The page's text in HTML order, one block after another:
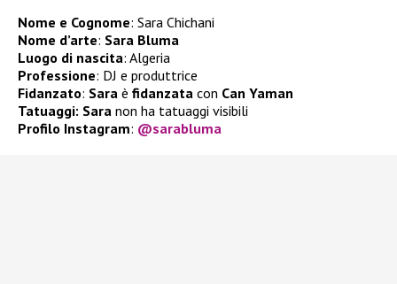
Nome e Cognome: Sara Chichani
Nome d’arte: Sara Bluma
Luogo di nascita: Algeria
Professione: DJ e produttrice
Fidanzato: Sara è fidanzata con Can Yaman
Tatuaggi: Sara non ha tatuaggi visibili
Profilo Instagram: @sarabluma